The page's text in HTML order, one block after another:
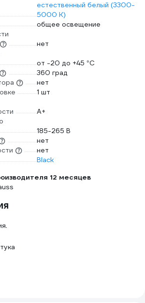
естественный белый (3300-
5000 К)
общее освещение
нет
от -20 до +45 °С
360 град
нет
1 шт
A+
185-265 В
нет
нет
Black
12 месяцев